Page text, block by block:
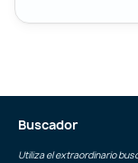
Buscador
Utiliza el extraordinario